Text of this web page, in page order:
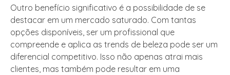
Outro benefício significativo é a possibilidade de se
destacar em um mercado saturado. Com tantas
opções disponíveis, ser um profissional que
compreende e aplica as trends de beleza pode ser um
diferencial competitivo. Isso não apenas atrai mais
clientes, mas também pode resultar em uma